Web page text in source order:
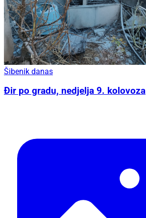
Šibenik danas
Đir po gradu, nedjelja 9. kolovoza